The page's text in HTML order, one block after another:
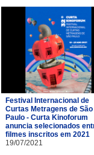
Festival Internacional de
Curtas Metragens de São
Paulo - Curta Kinoforum
anuncia selecionados
filmes inscritos em 2021
19/07/2021